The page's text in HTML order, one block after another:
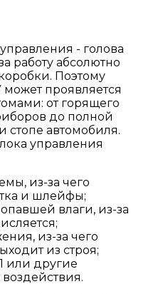
- голова
работу абсолютно
Поэтому
проявляется
от горящего
до полной
автомобиля.
управления
из-за чего
и шлейфы;
влаги, из-за
из-за чего
из строя;
или другие